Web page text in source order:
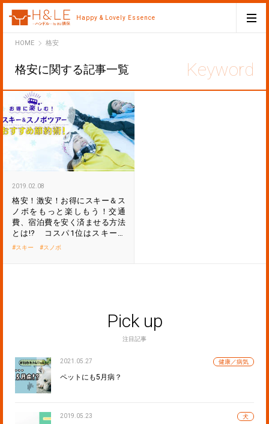
Happy & Lovely Essence
HOMEH&LE格安
格安に関する記事一覧
2019.02.08
格安！激安！お得にスキー＆ス
ノボをもっと楽しもう！交通
費、宿泊費を安く済ませる方法
とは!? コスパ1位はスキーバ
ス？
スキー スノボ
Pick up
注目記事
2021.05.27 健康／病気
ペットにも5月病？
2019.05.23 犬